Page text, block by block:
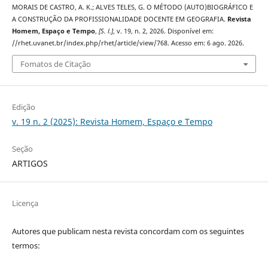
MORAIS DE CASTRO, A. K.; ALVES TELES, G. O MÉTODO (AUTO)BIOGRÁFICO E
A CONSTRUÇÃO DA PROFISSIONALIDADE DOCENTE EM GEOGRAFIA. Revista
Homem, Espaço e Tempo, [S. l.], v. 19, n. 2, 2026. Disponível em:
//rhet.uvanet.br/index.php/rhet/article/view/768. Acesso em: 6 ago. 2026.
Fomatos de Citação
Edição
v. 19 n. 2 (2025): Revista Homem, Espaço e Tempo
Seção
ARTIGOS
Licença
Autores que publicam nesta revista concordam com os seguintes
termos: